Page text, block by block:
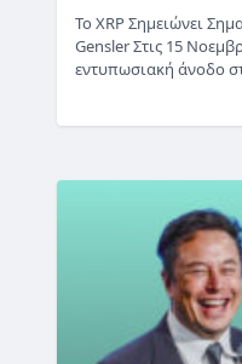
Το XRP Σημειώνει
Gensler Στις 15
εντυπωσιακή άνοδο